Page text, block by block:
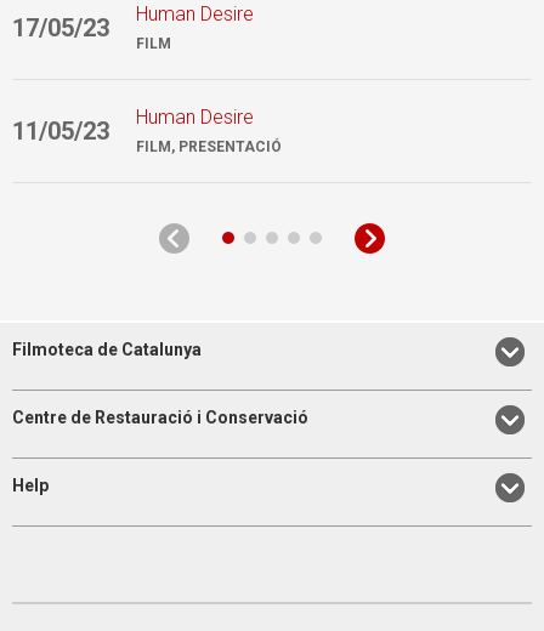
17/05/23 Human Desire
FILM
11/05/23 Human Desire
FILM, PRESENTACIÓ
Filmoteca de Catalunya
Centre de Restauració i Conservació
Help